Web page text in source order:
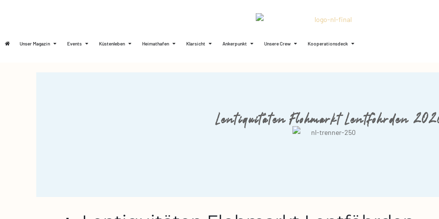
Unser Magazin Events Küstenleben Heimathafen Klarsicht Ankerpunkt Unsere Crew Kooperationsdeck
Lentiquitäten Flohmarkt Lentföhrden